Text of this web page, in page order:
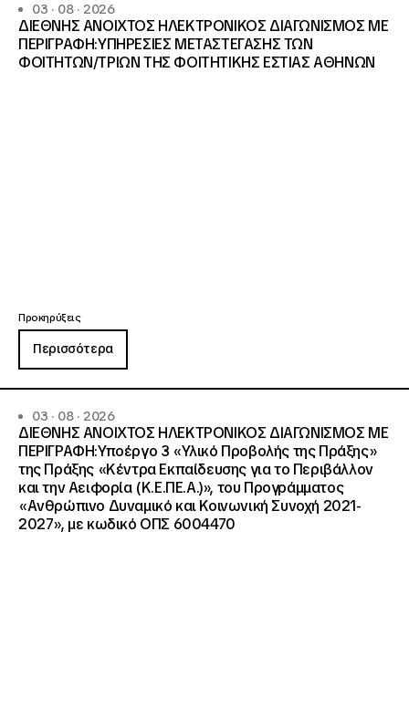
03 · 08 · 2026
ΔΙΕΘΝΗΣ ΑΝΟΙΧΤΟΣ ΗΛΕΚΤΡΟΝΙΚΟΣ ΔΙΑΓΩΝΙΣΜΟΣ ΜΕ
ΠΕΡΙΓΡΑΦΗ:ΥΠΗΡΕΣΙΕΣ METAΣΤΕΓΑΣΗΣ ΤΩΝ
ΦΟΙΤΗΤΩΝ/ΤΡΙΩΝ ΤΗΣ ΦΟΙΤΗΤΙΚΗΣ ΕΣΤΙΑΣ ΑΘΗΝΩΝ
Προκηρύξεις
Περισσότερα
03 · 08 · 2026
ΔΙΕΘΝΗΣ ΑΝΟΙΧΤΟΣ ΗΛΕΚΤΡΟΝΙΚΟΣ ΔΙΑΓΩΝΙΣΜΟΣ ΜΕ
ΠΕΡΙΓΡΑΦΗ:Υποέργο 3 «Υλικό Προβολής της Πράξης»
της Πράξης «Κέντρα Εκπαίδευσης για το Περιβάλλον
και την Αειφορία (Κ.Ε.ΠΕ.Α.)», του Προγράμματος
«Ανθρώπινο Δυναμικό και Κοινωνική Συνοχή 2021-
2027», με κωδικό ΟΠΣ 6004470